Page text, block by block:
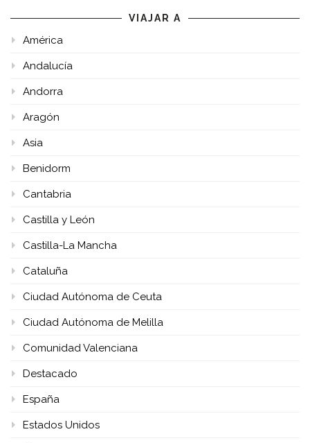
VIAJAR A
América
Andalucía
Andorra
Aragón
Asia
Benidorm
Cantabria
Castilla y León
Castilla-La Mancha
Cataluña
Ciudad Autónoma de Ceuta
Ciudad Autónoma de Melilla
Comunidad Valenciana
Destacado
España
Estados Unidos